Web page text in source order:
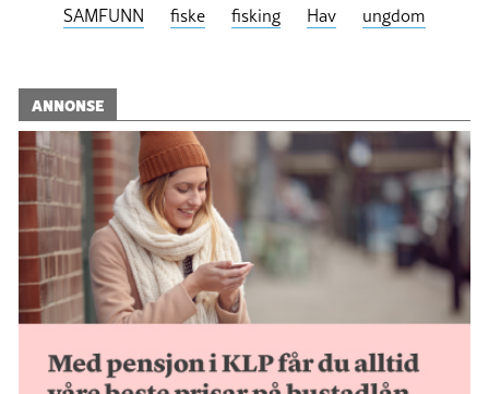
SAMFUNN fiske fisking Hav ungdom
ANNONSE